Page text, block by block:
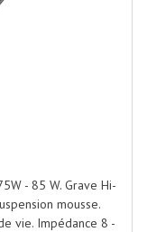
Régie
- 85 W. Grave Hi-
mousse.
vie. Impédance 8 -